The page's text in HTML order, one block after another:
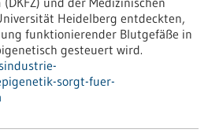
Heidelberg entdeckten,
funktionierender Blutgefäße in
gesteuert wird.
sorgt-fuer-